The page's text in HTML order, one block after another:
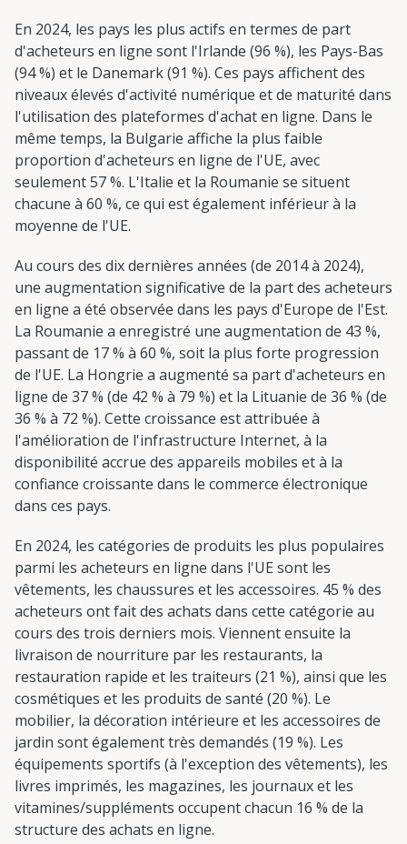
En 2024, les pays les plus actifs en termes de part
d'acheteurs en ligne sont l'Irlande (96 %), les Pays-Bas
(94 %) et le Danemark (91 %). Ces pays affichent des
niveaux élevés d'activité numérique et de maturité dans
l'utilisation des plateformes d'achat en ligne. Dans le
même temps, la Bulgarie affiche la plus faible
proportion d'acheteurs en ligne de l'UE, avec
seulement 57 %. L'Italie et la Roumanie se situent
chacune à 60 %, ce qui est également inférieur à la
moyenne de l'UE.
Au cours des dix dernières années (de 2014 à 2024),
une augmentation significative de la part des acheteurs
en ligne a été observée dans les pays d'Europe de l'Est.
La Roumanie a enregistré une augmentation de 43 %,
passant de 17 % à 60 %, soit la plus forte progression
de l'UE. La Hongrie a augmenté sa part d'acheteurs en
ligne de 37 % (de 42 % à 79 %) et la Lituanie de 36 % (de
36 % à 72 %). Cette croissance est attribuée à
l'amélioration de l'infrastructure Internet, à la
disponibilité accrue des appareils mobiles et à la
confiance croissante dans le commerce électronique
dans ces pays.
En 2024, les catégories de produits les plus populaires
parmi les acheteurs en ligne dans l'UE sont les
vêtements, les chaussures et les accessoires. 45 % des
acheteurs ont fait des achats dans cette catégorie au
cours des trois derniers mois. Viennent ensuite la
livraison de nourriture par les restaurants, la
restauration rapide et les traiteurs (21 %), ainsi que les
cosmétiques et les produits de santé (20 %). Le
mobilier, la décoration intérieure et les accessoires de
jardin sont également très demandés (19 %). Les
équipements sportifs (à l'exception des vêtements), les
livres imprimés, les magazines, les journaux et les
vitamines/suppléments occupent chacun 16 % de la
structure des achats en ligne.